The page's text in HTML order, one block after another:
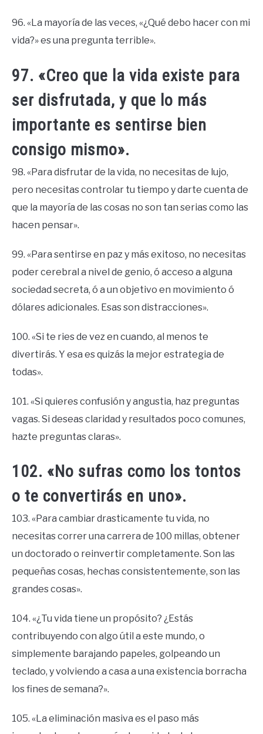
96. «La mayoría de las veces, «¿Qué debo hacer con mi
vida?» es una pregunta terrible».
97. «Creo que la vida existe para
ser disfrutada, y que lo más
importante es sentirse bien
consigo mismo».
98. «Para disfrutar de la vida, no necesitas de lujo,
pero necesitas controlar tu tiempo y darte cuenta de
que la mayoría de las cosas no son tan serias como las
hacen pensar».
99. «Para sentirse en paz y más exitoso, no necesitas
poder cerebral a nivel de genio, ó acceso a alguna
sociedad secreta, ó a un objetivo en movimiento ó
dólares adicionales. Esas son distracciones».
100. «Si te ries de vez en cuando, al menos te
divertirás. Y esa es quizás la mejor estrategia de
todas».
101. «Si quieres confusión y angustia, haz preguntas
vagas. Si deseas claridad y resultados poco comunes,
hazte preguntas claras».
102. «No sufras como los tontos
o te convertirás en uno».
103. «Para cambiar drasticamente tu vida, no
necesitas correr una carrera de 100 millas, obtener
un doctorado o reinvertir completamente. Son las
pequeñas cosas, hechas consistentemente, son las
grandes cosas».
104. «¿Tu vida tiene un propósito? ¿Estás
contribuyendo con algo útil a este mundo, o
simplemente barajando papeles, golpeando un
teclado, y volviendo a casa a una existencia borracha
los fines de semana?».
105. «La eliminación masiva es el paso más